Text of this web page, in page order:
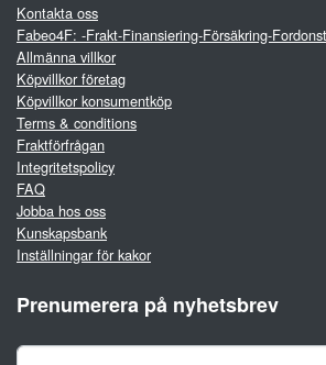
Kontakta oss
Fabeo4F: -Frakt-Finansiering-Försäkring-
Allmänna villkor
Köpvillkor företag
Köpvillkor konsumentköp
Terms & conditions
Fraktförfrågan
Integritetspolicy
FAQ
Jobba hos oss
Kunskapsbank
Inställningar för kakor
Prenumerera på nyhetsbrev